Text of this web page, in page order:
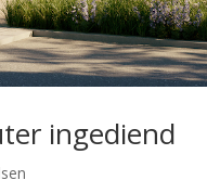
ingediend